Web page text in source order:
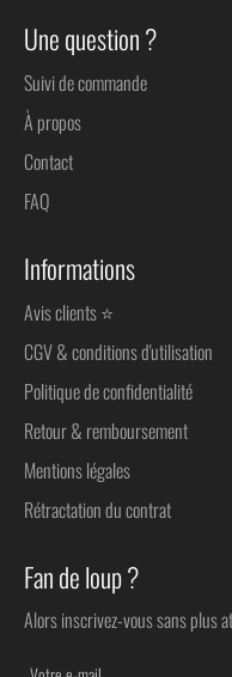
Une question ?
Suivi de commande
À propos
Contact
FAQ
Informations
Avis clients ⭐
CGV & conditions d'utilisation
Politique de confidentialité
Retour & remboursement
Mentions légales
Rétractation du contrat
Fan de loup ?
Alors inscrivez-vous sans plus